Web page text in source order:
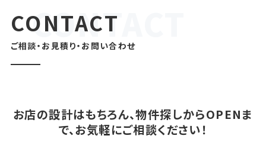
CONTACT
ご相談・お見積り・お問い合わせ
お店の設計はもちろん、物件探しからOPENま
で、お気軽にご相談ください！